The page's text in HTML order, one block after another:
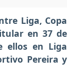
Liga, Copa
en 37 de
ellos en Liga
Pereira y